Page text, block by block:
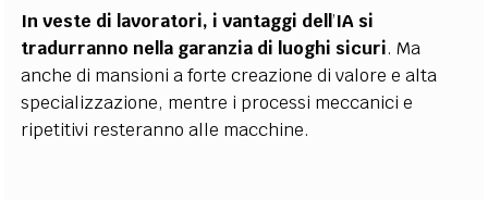
In veste di lavoratori, i vantaggi dell’IA si
tradurranno nella garanzia di luoghi sicuri. Ma
anche di mansioni a forte creazione di valore e alta
specializzazione, mentre i processi meccanici e
ripetitivi resteranno alle macchine.